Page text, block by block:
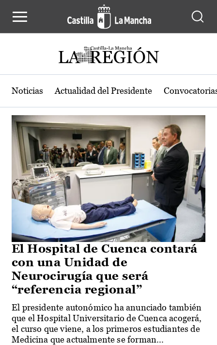
Actualidad de la región de Castilla-
Noticias Actualidad del Presidente
El Hospital de Cuenca contará
con una Unidad de
Neurocirugía que será
“referencia regional”
El presidente autonómico ha anunciado también
que el Hospital Universitario de Cuenca acogerá,
el curso que viene, a los primeros estudiantes de
Medicina que actualmente se forman...